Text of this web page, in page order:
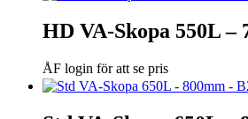
HD VA-Skopa 550L –
ÅF login för att se pris